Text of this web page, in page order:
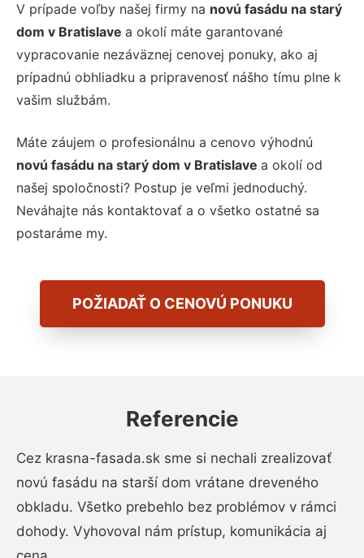
V prípade voľby našej firmy na novú fasádu na starý
dom v Bratislave a okolí máte garantované
vypracovanie nezáväznej cenovej ponuky, ako aj
prípadnú obhliadku a pripravenosť nášho tímu plne k
vašim službám.
Máte záujem o profesionálnu a cenovo výhodnú
novú fasádu na starý dom v Bratislave a okolí od
našej spoločnosti? Postup je veľmi jednoduchý.
Neváhajte nás kontaktovať a o všetko ostatné sa
postaráme my.
POŽIADAŤ O CENOVÚ PONUKU
Referencie
Cez krasna-fasada.sk sme si nechali zrealizovať
novú fasádu na starší dom vrátane dreveného
obkladu. Všetko prebehlo bez problémov v rámci
dohody. Vyhovoval nám prístup, komunikácia aj